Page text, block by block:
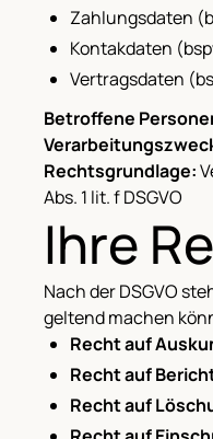
Zahlungsdaten
Kontakdaten
Vertragsdaten
Betroffene
Rechtsgrundlage:
Abs. 1 lit. f DSGVO
Ihre
Nach der DSGVO
geltend machen
Recht auf
Recht auf
Recht auf